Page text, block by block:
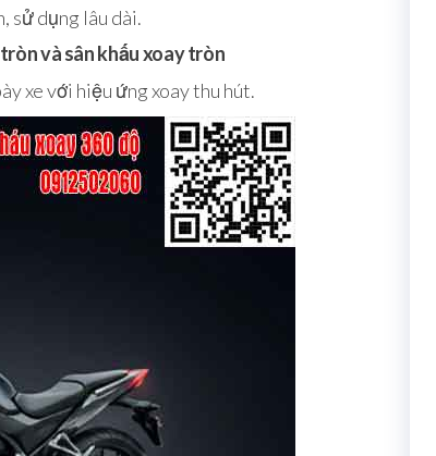
sử dụng lâu dài.
và sân khấu xoay tròn
xe với hiệu ứng xoay thu hút.